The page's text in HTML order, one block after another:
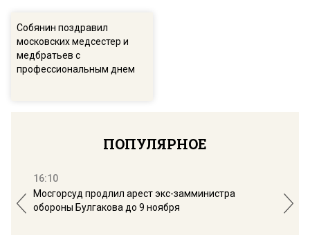
Собянин поздравил
московских медсестер и
медбратьев с
профессиональным днем
ПОПУЛЯРНОЕ
16:10
Мосгорсуд продлил арест экс-замминистра
обороны Булгакова до 9 ноября